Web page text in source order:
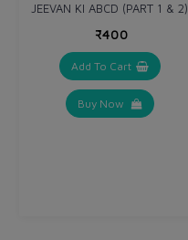
JEEVAN KI ABCD (PART 1 & 2)
₹400
Add To Cart
Buy Now